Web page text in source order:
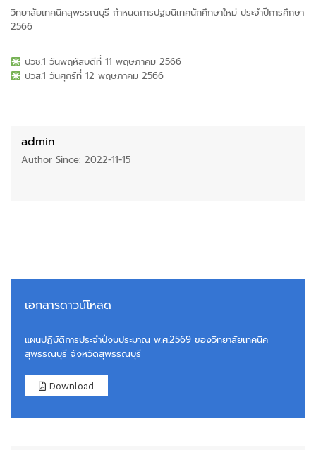
วิทยาลัยเทคนิคสุพรรณบุรี กำหนดการปฐมนิเทศนักศึกษาใหม่ ประจำปีการศึกษา
2566
ปวช.1 วันพฤหัสบดีที่ 11 พฤษภาคม 2566
ปวส.1 วันศุกร์ที่ 12 พฤษภาคม 2566
admin
Author Since: 2022-11-15
เอกสารดาวน์โหลด
แผนปฏิบัติการประจำปีงบประมาณ พ.ศ.2569 ของวิทยาลัยเทคนิค
สุพรรณบุรี จังหวัดสุพรรณบุรี
Download